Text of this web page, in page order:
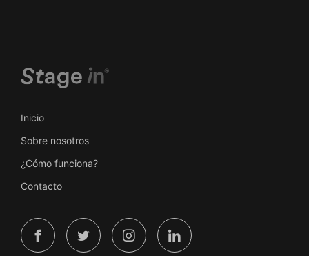
Inicio
Sobre nosotros
¿Cómo funciona?
Contacto